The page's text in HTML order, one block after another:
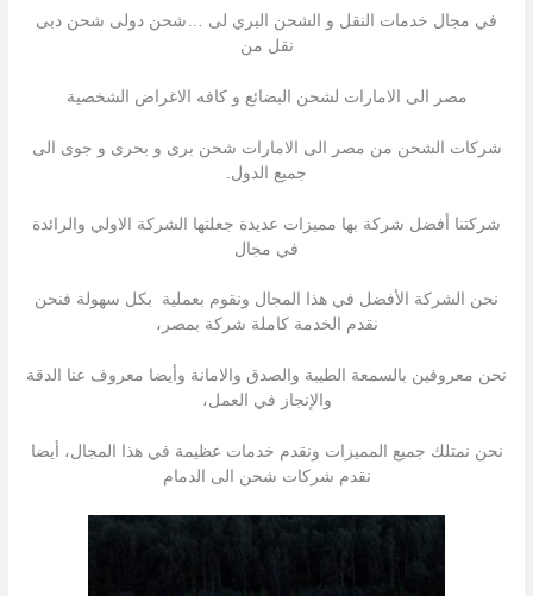
في مجال خدمات النقل و الشحن البري لى …شحن دولى شحن دبى
نقل من
مصر الى الامارات لشحن البضائع و كافه الاغراض الشخصية
شركات الشحن من مصر الى الامارات شحن برى و بحرى و جوى الى
جميع الدول.
شركتنا أفضل شركة بها مميزات عديدة جعلتها الشركة الاولي والرائدة
في مجال
نحن الشركة الأفضل في هذا المجال ونقوم بعملية بكل سهولة فنحن
نقدم الخدمة كاملة شركة بمصر،
نحن معروفين بالسمعة الطيبة والصدق والامانة وأيضا معروف عنا الدقة
والإنجاز في العمل،
نحن نمتلك جميع المميزات ونقدم خدمات عظيمة في هذا المجال، أيضا
نقدم شركات شحن الى الدمام